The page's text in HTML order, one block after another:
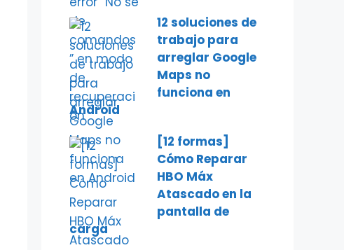
12 soluciones de
trabajo para
arreglar Google
Maps no
funciona en
Android
[12 formas]
Cómo Reparar
HBO Máx
Atascado en la
pantalla de
carga